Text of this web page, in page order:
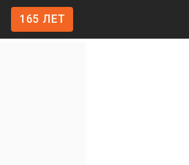
165 ЛЕТ